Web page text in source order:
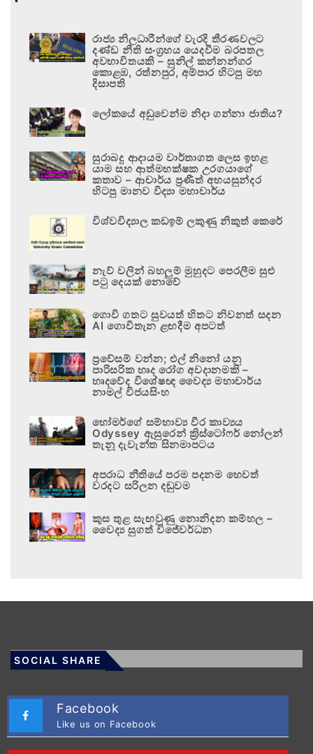
රාජ්‍ය නිලධාරීන්ගේ වැරදි තීරණවලට
දණ්ඩ නීති සංග්‍රහය යෙදවීම බරපතල
අවභාවිතයකි – සුනිල් කන්නන්ගර
කොළඹ, රත්නපුර, අම්පාර හිටපු මහ
දිසාපති
ලෝකයේ අඩුවෙන්ම නිදා ගන්නා ජාතිය?
සුරාබදු ආදායම වාර්තාගත ලෙස ඉහළ
යාම සහ ආත්මභක්ෂක උරගයාගේ
කතාව – ආචාර්ය ප්‍රණීත් අභයසුන්දර
හිටපු මානව විද්‍යා මහාචාර්ය
විශ්වවිද්‍යාල කඩඉම් ලකුණු නිකුත් කෙරේ
නැව් වලින් බහලුම් මුහුදට පෙරලීම සුළු
පටු දෙයක් නොවේ
ගොවි ගතට සුවයත් හිතට නිවනත් සදන
AI ගොවිතැන ළඟදීම අපටත්
ප්‍රවේසම් වන්න; එල් නිනෝ යනු
පාරිසරික හෘද රෝග අවදානමකි –
හෘදවේද විශේෂඥ වෛද්‍ය මහාචාර්ය
නාමල් විජයසිංහ
හෝමර්ගේ සම්භාව්‍ය වීර කාව්‍යය
Odyssey ඇසුරෙන් ක්‍රිස්ටෝෆර් නෝලන්
තැනූ දැවැන්ත සිනමාපටය
අපරාධ නීතියේ පරම පදනම හෙවත්
වරදට සරිලන දඬුවම
කුස තුළ සැඟවුණු නොනිදන කම්හල –
වෛද්‍ය සුගත් විජේවර්ධන
SOCIAL SHARE
Facebook
Like us on Facebook